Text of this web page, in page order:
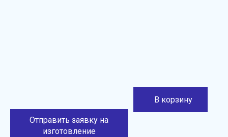
Отправить заявку на
изготовление
В корзину